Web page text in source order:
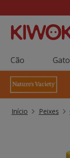
Cão Gato
Início Peixes